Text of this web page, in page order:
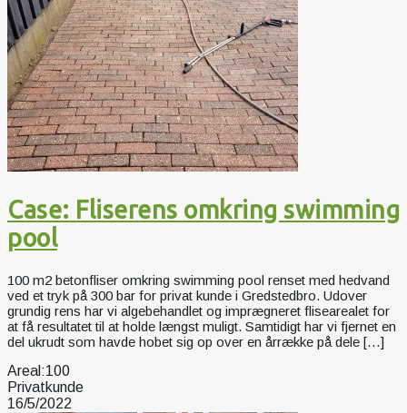
Case: Fliserens omkring swimming
pool
100 m2 betonfliser omkring swimming pool renset med hedvand
ved et tryk på 300 bar for privat kunde i Gredstedbro. Udover
grundig rens har vi algebehandlet og imprægneret flisearealet for
at få resultatet til at holde længst muligt. Samtidigt har vi fjernet en
del ukrudt som havde hobet sig op over en årrække på dele […]
Areal:100
Privatkunde
16/5/2022